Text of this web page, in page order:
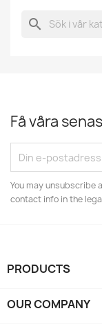
search
Få våra
You may unsubscribe
contact info in the
PRODUCTS
OUR COMPANY